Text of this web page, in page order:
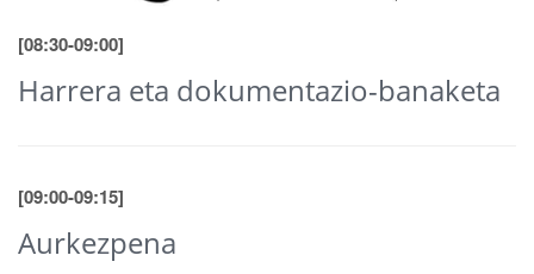
[08:30-09:00]
Harrera eta dokumentazio-banaketa
[09:00-09:15]
Aurkezpena